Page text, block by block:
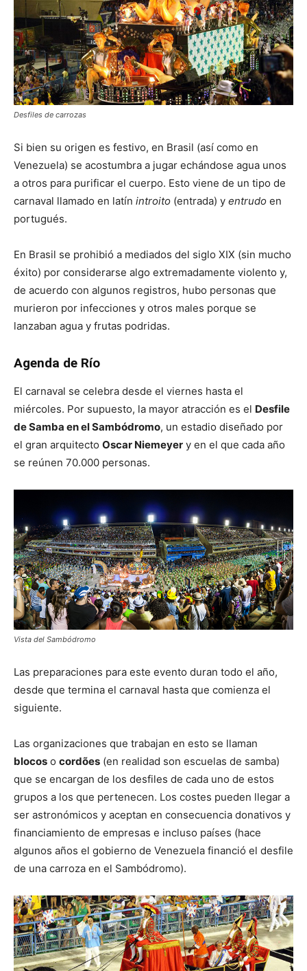
Desfiles de carrozas
Si bien su origen es festivo, en Brasil (así como en
Venezuela) se acostumbra a jugar echándose agua unos
a otros para purificar el cuerpo. Esto viene de un tipo de
carnaval llamado en latín introito (entrada) y entrudo en
portugués.
En Brasil se prohibió a mediados del siglo XIX (sin mucho
éxito) por considerarse algo extremadamente violento y,
de acuerdo con algunos registros, hubo personas que
murieron por infecciones y otros males porque se
lanzaban agua y frutas podridas.
Agenda de Río
El carnaval se celebra desde el viernes hasta el
miércoles. Por supuesto, la mayor atracción es el Desfile
de Samba en el Sambódromo, un estadio diseñado por
el gran arquitecto Oscar Niemeyer y en el que cada año
se reúnen 70.000 personas.
Vista del Sambódromo
Las preparaciones para este evento duran todo el año,
desde que termina el carnaval hasta que comienza el
siguiente.
Las organizaciones que trabajan en esto se llaman
blocos o cordões (en realidad son escuelas de samba)
que se encargan de los desfiles de cada uno de estos
grupos a los que pertenecen. Los costes pueden llegar a
ser astronómicos y aceptan en consecuencia donativos y
financiamiento de empresas e incluso países (hace
algunos años el gobierno de Venezuela financió el desfile
de una carroza en el Sambódromo).